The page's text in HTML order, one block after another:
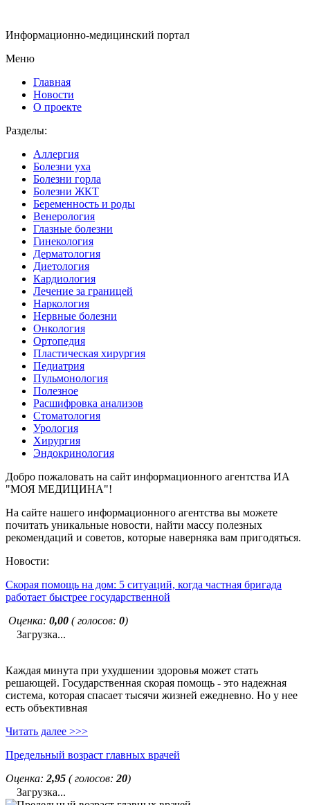
Информационно-медицинский портал
Меню
Главная
Новости
О проекте
Разделы:
Аллергия
Болезни уха
Болезни горла
Болезни ЖКТ
Беременность и роды
Венерология
Глазные болезни
Гинекология
Дерматология
Диетология
Кардиология
Лечение за границей
Наркология
Нервные болезни
Онкология
Ортопедия
Пластическая хирургия
Педиатрия
Пульмонология
Полезное
Расшифровка анализов
Стоматология
Урология
Хирургия
Эндокринология
Добро пожаловать на сайт информационного агентства ИА
"МОЯ МЕДИЦИНА"!
На сайте нашего информационного агентства вы можете
почитать уникальные новости, найти массу полезных
рекомендаций и советов, которые наверняка вам пригодяться.
Новости:
Скорая помощь на дом: 5 ситуаций, когда частная бригада
работает быстрее государственной
Оценка: 0,00 ( голосов: 0)
Загрузка...
Каждая минута при ухудшении здоровья может стать
решающей. Государственная скорая помощь - это надежная
система, которая спасает тысячи жизней ежедневно. Но у нее
есть объективная
Читать далее >>>
Предельный возраст главных врачей
Оценка: 2,95 ( голосов: 20)
Загрузка...